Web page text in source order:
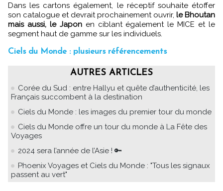
Dans les cartons également, le réceptif souhaite étoffer
son catalogue et devrait prochainement ouvrir, le Bhoutan
mais aussi, le Japonen ciblant également le MICE et le
segment haut de gamme sur les individuels.
Ciels du Monde : plusieurs référencements
AUTRES ARTICLES
Corée du Sud : entre Hallyu et quête d’authenticité, les
Français succombent à la destination
Ciels du Monde : les images du premier tour du monde
Ciels du Monde offre un tour du monde à La Fête des
Voyages
2024 sera l’année de l’Asie ! 🔑
Phoenix Voyages et Ciels du Monde : "Tous les signaux
passent au vert"